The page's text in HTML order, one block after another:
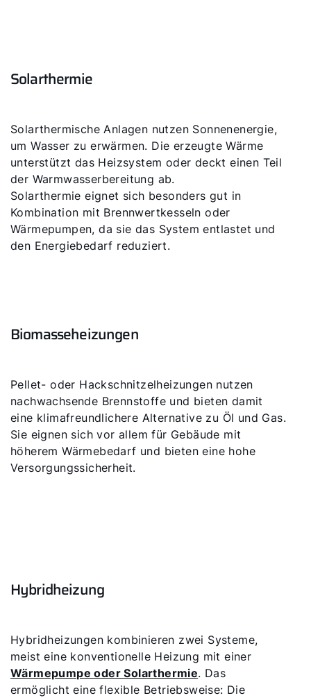
Solarthermie
Solarthermische Anlagen nutzen Sonnenenergie,
um Wasser zu erwärmen. Die erzeugte Wärme
unterstützt das Heizsystem oder deckt einen Teil
der Warmwasserbereitung ab.
Solarthermie eignet sich besonders gut in
Kombination mit Brennwertkesseln oder
Wärmepumpen, da sie das System entlastet und
den Energiebedarf reduziert.
Biomasseheizungen
Pellet- oder Hackschnitzelheizungen nutzen
nachwachsende Brennstoffe und bieten damit
eine klimafreundlichere Alternative zu Öl und Gas.
Sie eignen sich vor allem für Gebäude mit
höherem Wärmebedarf und bieten eine hohe
Versorgungssicherheit.
Hybridheizung
Hybridheizungen kombinieren zwei Systeme,
meist eine konventionelle Heizung mit einer
Wärmepumpe oder Solarthermie. Das
ermöglicht eine flexible Betriebsweise: Die